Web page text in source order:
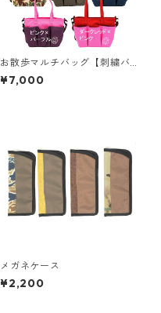
お散歩マルチバッグ【刺繍バ
ージョン・新色】
¥7,000
メガネケース
¥2,200